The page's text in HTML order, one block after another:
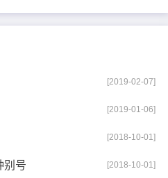
[2019-02-07]
[2019-01-06]
[2018-10-01]
别号 [2018-10-01]